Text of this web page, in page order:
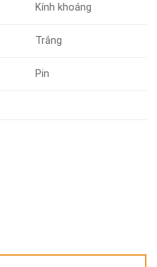
Kính khoáng
Trắng
Pin